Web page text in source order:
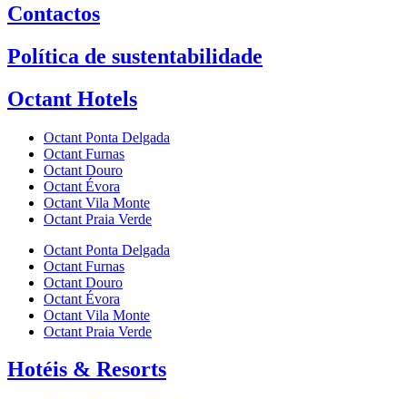
Contactos
Política de sustentabilidade
Octant Hotels
Octant Ponta Delgada
Octant Furnas
Octant Douro
Octant Évora
Octant Vila Monte
Octant Praia Verde
Octant Ponta Delgada
Octant Furnas
Octant Douro
Octant Évora
Octant Vila Monte
Octant Praia Verde
Hotéis & Resorts